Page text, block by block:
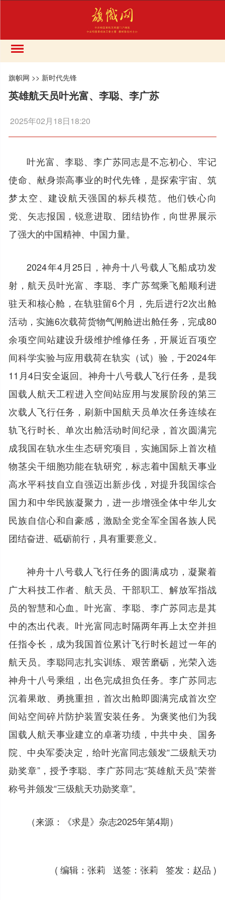
旗帜网 >> 新时代先锋
英雄航天员叶光富、李聪、李广苏
2025年02月18日18:20
叶光富、李聪、李广苏同志是不忘初心、牢记
使命、献身崇高事业的时代先锋，是探索宇宙、筑
梦太空、建设航天强国的标兵模范。他们铁心向
党、矢志报国，锐意进取、团结协作，向世界展示
了强大的中国精神、中国力量。
2024年4月25日，神舟十八号载人飞船成功发
射，航天员叶光富、李聪、李广苏驾乘飞船顺利进
驻天和核心舱，在轨驻留6个月，先后进行2次出舱
活动，实施6次载荷货物气闸舱进出舱任务，完成80
余项空间站建设升级维护维修任务，开展近百项空
间科学实验与应用载荷在轨实（试）验，于2024年
11月4日安全返回。神舟十八号载人飞行任务，是我
国载人航天工程进入空间站应用与发展阶段的第三
次载人飞行任务，刷新中国航天员单次任务连续在
轨飞行时长、单次出舱活动时间纪录，首次圆满完
成我国在轨水生生态研究项目，实施国际上首次植
物茎尖干细胞功能在轨研究，标志着中国航天事业
高水平科技自立自强迈出新步伐，对提升我国综合
国力和中华民族凝聚力，进一步增强全体中华儿女
民族自信心和自豪感，激励全党全军全国各族人民
团结奋进、砥砺前行，具有重要意义。
神舟十八号载人飞行任务的圆满成功，凝聚着
广大科技工作者、航天员、干部职工、解放军指战
员的智慧和心血。叶光富、李聪、李广苏同志是其
中的杰出代表。叶光富同志时隔两年再上太空并担
任指令长，成为我国首位累计飞行时长超过一年的
航天员。李聪同志扎实训练、艰苦磨砺，光荣入选
神舟十八号乘组，出色完成担负任务。李广苏同志
沉着果敢、勇挑重担，首次出舱即圆满完成首次空
间站空间碎片防护装置安装任务。为褒奖他们为我
国载人航天事业建立的卓著功绩，中共中央、国务
院、中央军委决定，给叶光富同志颁发“二级航天功
勋奖章”，授予李聪、李广苏同志“英雄航天员”荣誉
称号并颁发“三级航天功勋奖章”。
（来源：《求是》杂志2025年第4期）
( 编辑：张莉 送签：张莉 签发：赵品 )